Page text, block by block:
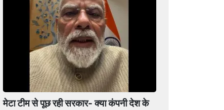
मेटा टीम से पूछ रही सरकार- क्या कंपनी देश के